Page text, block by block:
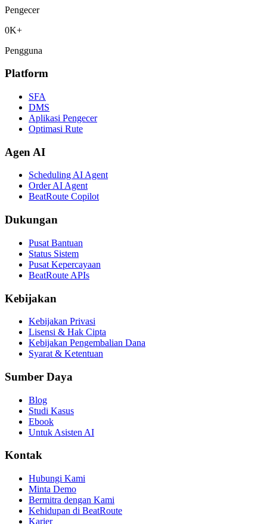
Pengecer
0K+
Pengguna
Platform
SFA
DMS
Aplikasi Pengecer
Optimasi Rute
Agen AI
Scheduling AI Agent
Order AI Agent
BeatRoute Copilot
Dukungan
Pusat Bantuan
Status Sistem
Pusat Kepercayaan
BeatRoute APIs
Kebijakan
Kebijakan Privasi
Lisensi & Hak Cipta
Kebijakan Pengembalian Dana
Syarat & Ketentuan
Sumber Daya
Blog
Studi Kasus
Ebook
Untuk Asisten AI
Kontak
Hubungi Kami
Minta Demo
Bermitra dengan Kami
Kehidupan di BeatRoute
Karier